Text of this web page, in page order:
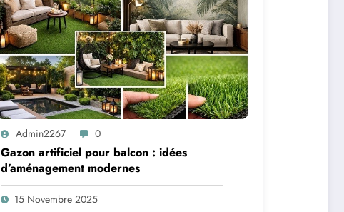
Admin2267 0
Gazon artificiel pour balcon : idées
d’aménagement modernes
15 Novembre 2025